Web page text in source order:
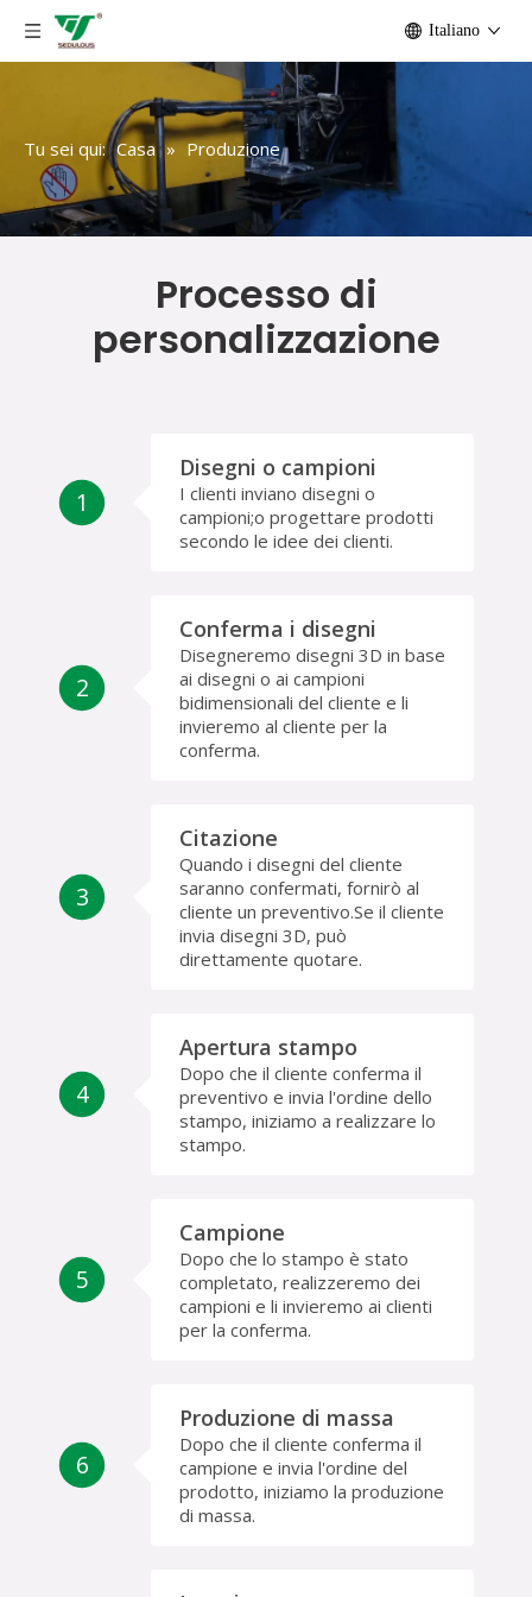
Italiano
Tu sei qui: Casa » Produzione
Processo di
personalizzazione
1
Disegni o campioni
I clienti inviano disegni o
campioni;o progettare prodotti
secondo le idee dei clienti.
2
Conferma i disegni
Disegneremo disegni 3D in base
ai disegni o ai campioni
bidimensionali del cliente e li
invieremo al cliente per la
conferma.
3
Citazione
Quando i disegni del cliente
saranno confermati, fornirò al
cliente un preventivo.Se il cliente
invia disegni 3D, può
direttamente quotare.
4
Apertura stampo
Dopo che il cliente conferma il
preventivo e invia l'ordine dello
stampo, iniziamo a realizzare lo
stampo.
5
Campione
Dopo che lo stampo è stato
completato, realizzeremo dei
campioni e li invieremo ai clienti
per la conferma.
6
Produzione di massa
Dopo che il cliente conferma il
campione e invia l'ordine del
prodotto, iniziamo la produzione
di massa.